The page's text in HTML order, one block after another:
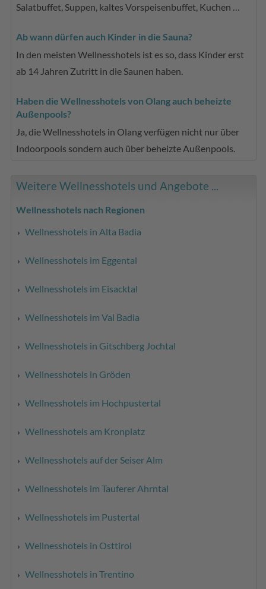
Salatbuffet, Suppen, kaltes Vorspeisenbuffet, Kuchen …
Ab wann dürfen auch Kinder in die Sauna?
In den meisten Wellnesshotels ist es so, dass Kinder erst
ab 14 Jahren Zutritt in die Saunen haben.
Haben die Wellnesshotels von Olang auch beheizte
Außenpools?
Ja, die Wellnesshotels in Olang verfügen nicht nur über
Indoorpools sondern auch über beheizte Außenpools.
Weitere Wellnesshotels und Angebote ...
Wellnesshotels nach Regionen
Wellnesshotels in Alta Badia
Wellnesshotels im Eggental
Wellnesshotels im Eisacktal
Wellnesshotels im Val Badia
Wellnesshotels in Gitschberg Jochtal
Wellnesshotels in Gröden
Wellnesshotels im Hochpustertal
Wellnesshotels am Kronplatz
Wellnesshotels auf der Seiser Alm
Wellnesshotels im Tauferer Ahrntal
Wellnesshotels im Pustertal
Wellnesshotels in Osttirol
Wellnesshotels in Trentino